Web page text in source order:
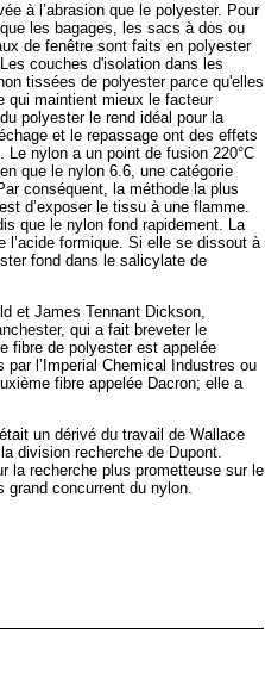
à l’abrasion que le polyester. Pour
les bagages, les sacs à dos ou
de fenêtre sont faits en polyester
couches d'isolation dans les
tissées de polyester parce qu'elles
qui maintient mieux le facteur
polyester le rend idéal pour la
et le repassage ont des effets
nylon a un point de fusion 220°C
que le nylon 6.6, une catégorie
conséquent, la méthode la plus
d’exposer le tissu à une flamme.
que le nylon fond rapidement. La
formique. Si elle se dissout à
fond dans le salicylate de
et James Tennant Dickson,
qui a fait breveter le
fibre de polyester est appelée
l’Imperial Chemical Industres ou
fibre appelée Dacron; elle a
un dérivé du travail de Wallace
division recherche de Dupont.
la recherche plus prometteuse sur le
grand concurrent du nylon.